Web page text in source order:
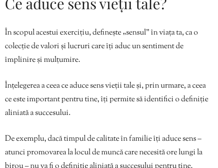
În scopul acestui exercițiu, definește „sensul” în viața ta, ca o
colecție de valori și lucruri care îți aduc un sentiment de
împlinire și mulțumire.
Înțelegerea a ceea ce aduce sens vieții tale și, prin urmare, a ceea
ce este important pentru tine, îți permite să identifici o definiție
aliniată a succesului.
De exemplu, dacă timpul de calitate în familie îți aduce sens –
atunci promovarea la locul de muncă care necesită ore lungi la